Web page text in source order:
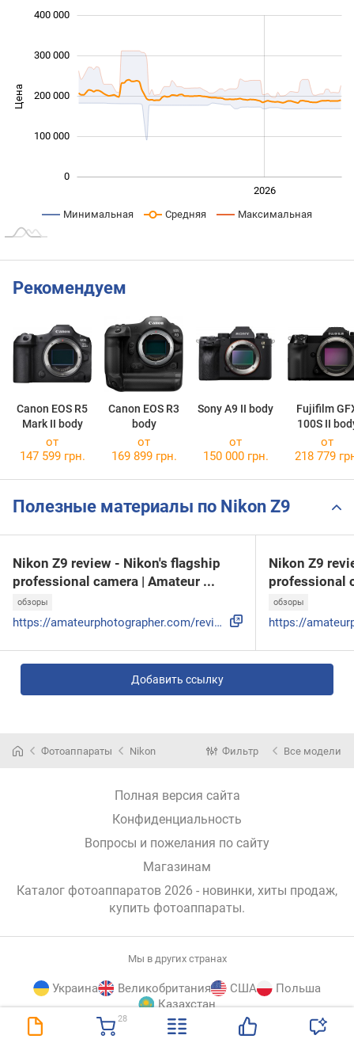
28
Цена 100 000
0
100 000
200 000
300 000
400 000
2026
Минимальная Средняя Максимальная
Рекомендуем
Canon EOS R5
Mark II body
Canon EOS R3
body
Sony A9 II body
Fujifilm
100S II
от
147 599 грн.
от
169 899 грн.
от
150 000 грн.
от
218 779
Полезные материалы по Nikon Z9
Nikon Z9 review - Nikon's flagship
professional camera | Amateur ...
обзоры
https://amateurphotographer.com/review/nikon-z9-review/
Nikon Z9
professional
обзоры
Добавить ссылку
Фотоаппараты Nikon Фильтр Все модели
Полная версия сайта
Конфиденциальность
Вопросы и пожелания по сайту
Магазинам
Каталог фотоаппаратов 2026 - новинки, хиты продаж,
купить фотоаппараты.
Мы в других странах
Украина Великобритания США
Польша
Казахстан